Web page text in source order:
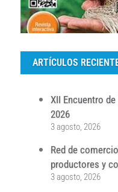
ARTÍCULOS
XII Encuentro
2026
3 agosto, 2026
Red de
productores y
3 agosto, 2026